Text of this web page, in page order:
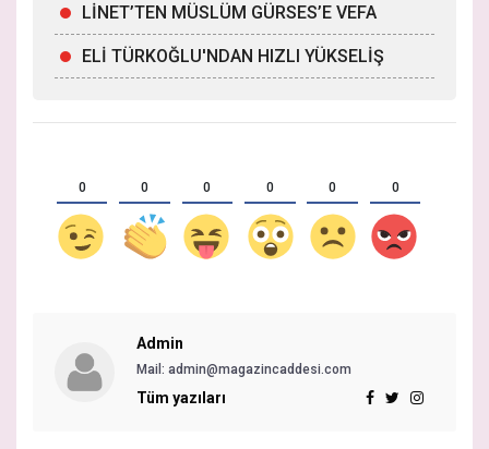
LİNET’TEN MÜSLÜM GÜRSES’E VEFA
ELİ TÜRKOĞLU'NDAN HIZLI YÜKSELİŞ
0 0 0 0 0 0
Admin
Mail: admin@magazincaddesi.com
Tüm yazıları